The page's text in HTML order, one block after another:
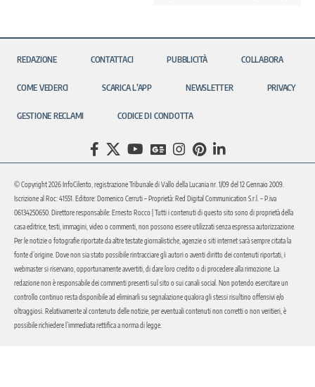
REDAZIONE CONTATTACI PUBBLICITÀ COLLABORA
COME VEDERCI SCARICA L’APP NEWSLETTER PRIVACY
GESTIONE RECLAMI CODICE DI CONDOTTA
© Copyright 2026 InfoCilento, registrazione Tribunale di Vallo della Lucania nr. 1/09 del 12 Gennaio 2009.
Iscrizione al Roc: 41551. Editore: Domenico Cerruti – Proprietà: Red Digital Communication S.r.l. – P.iva
06134250650. Direttore responsabile: Ernesto Rocco | Tutti i contenuti di questo sito sono di proprietà della
casa editrice, testi, immagini, video o commenti, non possono essere utilizzati senza espressa autorizzazione.
Per le notizie o fotografie riportate da altre testate giornalistiche, agenzie o siti internet sarà sempre citata la
fonte d’origine. Dove non sia stato possibile rintracciare gli autori o aventi diritto dei contenuti riportati, i
webmaster si riservano, opportunamente avvertiti, di dare loro credito o di procedere alla rimozione. La
redazione non è responsabile dei commenti presenti sul sito o sui canali social. Non potendo esercitare un
controllo continuo resta disponibile ad eliminarli su segnalazione qualora gli stessi risultino offensivi e/o
oltraggiosi. Relativamente al contenuto delle notizie, per eventuali contenuti non corretti o non veritieri, è
possibile richiedere l’immediata rettifica a norma di legge.